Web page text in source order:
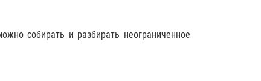
собирать и разбирать неограниченное